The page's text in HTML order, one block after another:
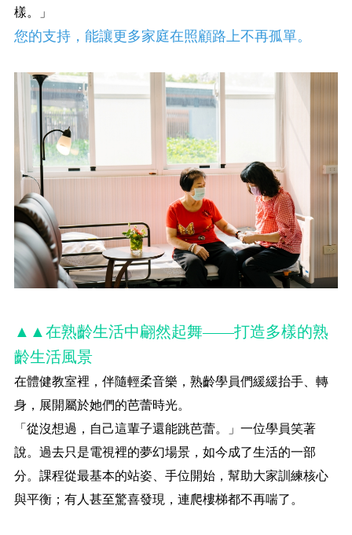
樣。」
您的支持，能讓更多家庭在照顧路上不再孤單。
▲▲在熟齡生活中翩然起舞——打造多樣的熟
齡生活風景
在體健教室裡，伴隨輕柔音樂，熟齡學員們緩緩抬手、轉
身，展開屬於她們的芭蕾時光。
「從沒想過，自己這輩子還能跳芭蕾。」一位學員笑著
說。過去只是電視裡的夢幻場景，如今成了生活的一部
分。課程從最基本的站姿、手位開始，幫助大家訓練核心
與平衡；有人甚至驚喜發現，連爬樓梯都不再喘了。